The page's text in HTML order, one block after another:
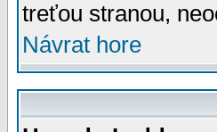
treťou stranou,
Návrat hore